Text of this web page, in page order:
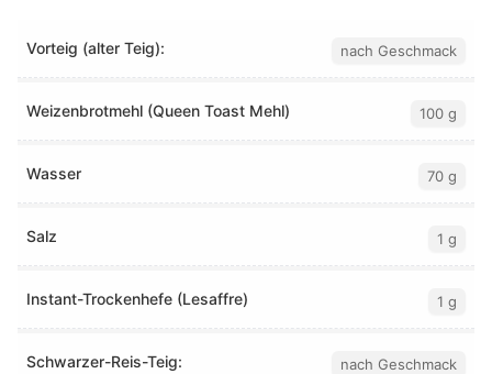
Vorteig (alter Teig): nach Geschmack
Weizenbrotmehl (Queen Toast Mehl) 100 g
Wasser 70 g
Salz 1 g
Instant-Trockenhefe (Lesaffre) 1 g
Schwarzer-Reis-Teig: nach Geschmack